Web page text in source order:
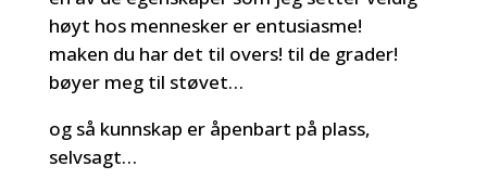
høyt hos mennesker er entusiasme!
maken du har det til overs! til de grader!
bøyer meg til støvet…
og så kunnskap er åpenbart på plass,
selvsagt…